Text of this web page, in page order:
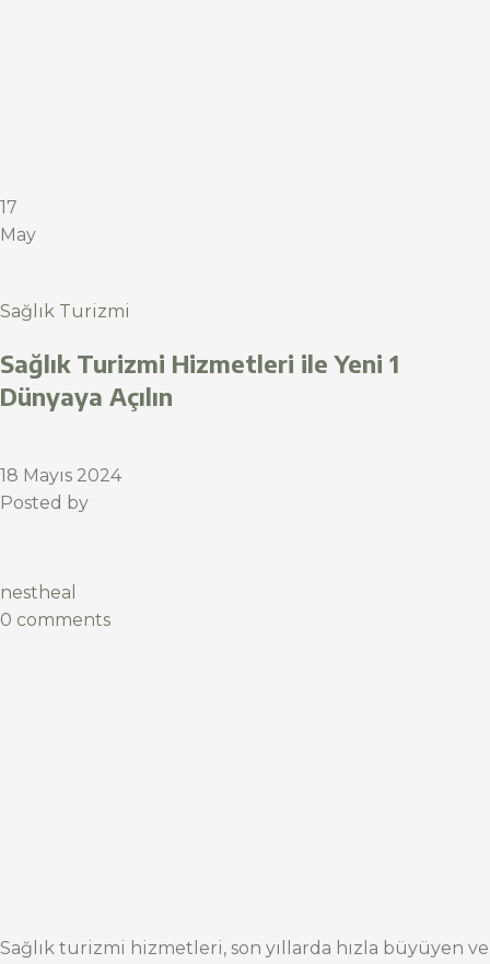
17
May
Sağlık Turizmi
Sağlık Turizmi Hizmetleri ile Yeni 1
Dünyaya Açılın
18 Mayıs 2024
Posted by
nestheal
0 comments
Sağlık turizmi hizmetleri, son yıllarda hızla büyüyen ve